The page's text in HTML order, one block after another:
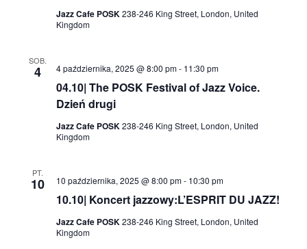
Jazz Cafe POSK238-246 King Street, London, United
Kingdom
SOB.
4
04.10| The POSK Festival of Jazz Voice.
Dzień drugi
4 października, 2025 @ 8:00 pm- 11:30 pm
Jazz Cafe POSK238-246 King Street, London, United
Kingdom
PT.
10
10.10| Koncert jazzowy:L’ESPRIT DU JAZZ!
10 października, 2025 @ 8:00 pm- 10:30 pm
Jazz Cafe POSK238-246 King Street, London, United
Kingdom